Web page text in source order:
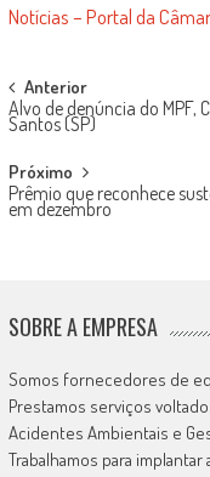
Notícias – Portal da
Post
navigation
Anterior
Alvo de denúncia do
Santos (SP)
Próximo
Prêmio que reconhece
em dezembro
SOBRE A EMPRESA
Somos fornecedores de
Prestamos serviços
Acidentes Ambientais e
Trabalhamos para